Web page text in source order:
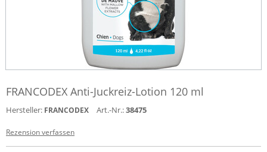
FRANCODEX Anti-Juckreiz-Lotion 120 ml
Hersteller: FRANCODEX Art.-Nr.:38475
Rezension verfassen